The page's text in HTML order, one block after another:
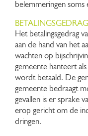
belemmeringen soms
BETALINGSGEDRAG
Het betalingsgedrag
aan de hand van het
wachten op
gemeente hanteert
wordt betaald. De
gemeente bedraagt
gevallen is er sprake
erop gericht om de
dringen.